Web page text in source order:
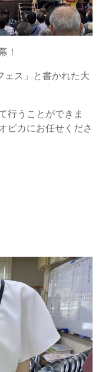
！
ェス」と書かれた大
行うことができま
ピカにお任せくださ